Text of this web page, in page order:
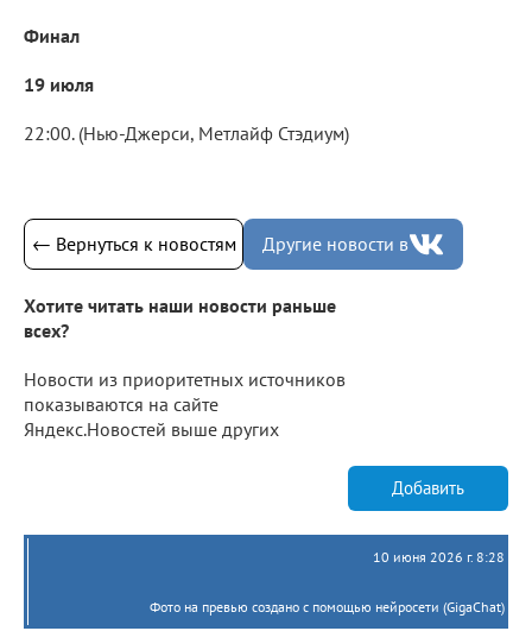
Финал
19 июля
22:00. (Нью-Джерси, Метлайф Стэдиум)
← Вернуться к новостям Другие новости в
Хотите читать наши новости раньше
всех?
Новости из приоритетных источников
показываются на сайте
Яндекс.Новостей выше других
Добавить
10 июня 2026 г. 8:28
Фото на превью создано с помощью нейросети (GigaChat)